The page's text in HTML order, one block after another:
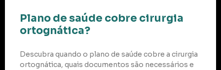
Plano de saúde cobre cirurgia
ortognática?
Descubra quando o plano de saúde cobre a cirurgia
ortognática, quais documentos são necessários e